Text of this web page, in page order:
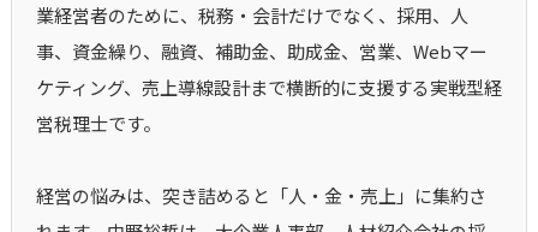
業経営者のために、税務・会計だけでなく、採用、人
事、資金繰り、融資、補助金、助成金、営業、Webマー
ケティング、売上導線設計まで横断的に支援する実戦型経
営税理士です。
経営の悩みは、突き詰めると「人・金・売上」に集約さ